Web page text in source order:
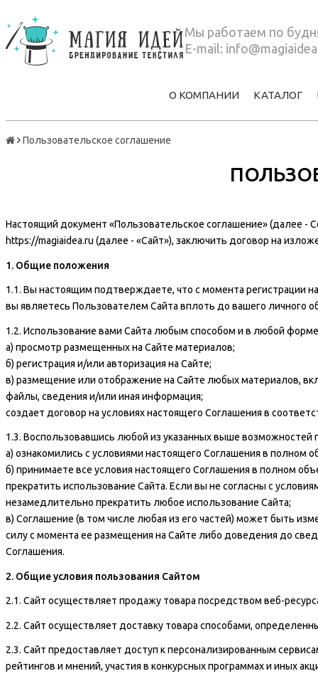
Мы работаем по
E-mail:
О КОМПАНИИ КАТАЛОГ
Пользовательское соглашение
Настоящий документ «Пользовательское соглашение» (далее
https://magiaidea.ru (далее - «Сайт»), заключить договор на
1. Общие положения
1.1. Вы настоящим подтверждаете, что с момента регистрации
вы являетесь Пользователем Сайта вплоть до вашего личного
1.2. Использование вами Сайта любым способом и в любой
а) просмотр размещенных на Сайте материалов;
б) регистрация и/или авторизация на Сайте;
в) размещение или отображение на Сайте любых материалов,
файлы, сведения и/или иная информация;
создает договор на условиях настоящего Соглашения в
1.3. Воспользовавшись любой из указанных выше
а) ознакомились с условиями настоящего Соглашения в полном
б) принимаете все условия настоящего Соглашения в полном
прекратить использование Сайта. Если вы не согласны с
незамедлительно прекратить любое использование Сайта;
в) Соглашение (в том числе любая из его частей) может быть
силу с момента ее размещения на Сайте либо доведения до
Соглашения.
2. Общие условия пользования Сайтом
2.1. Сайт осуществляет продажу товара посредством веб-
2.2. Сайт осуществляет доставку товара способами,
2.3. Сайт предоставляет доступ к персонализированным
рейтингов и мнений, участия в конкурсных программах и иных